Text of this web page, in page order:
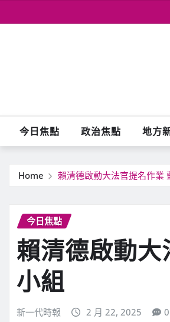
to
今日焦點 政治焦點 地方
Home 賴清德啟動大法官提名作業
今日焦點
賴清德啟動
小組
新一代時報 2 月 22, 2025 0